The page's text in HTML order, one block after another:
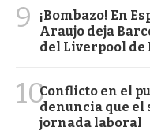
9
¡Bombazo! En
Araujo deja
del Liverpool
10Conflicto en el
denuncia que
jornada laboral